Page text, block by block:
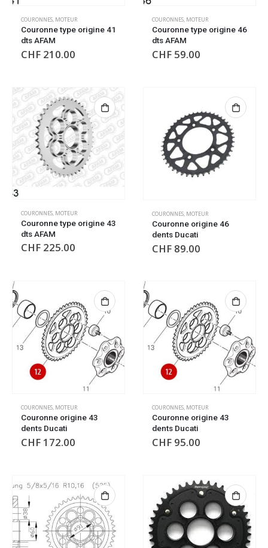
COURONNES, MOTEUR
Couronne type origine 41
dts AFAM
CHF 210.00
COURONNES, MOTEUR
Couronne type origine 46
dts AFAM
CHF 59.00
COURONNES, MOTEUR
Couronne type origine 43
dts AFAM
CHF 225.00
COURONNES, MOTEUR
Couronne origine 46
dents Ducati
CHF 89.00
COURONNES, MOTEUR
Couronne origine 43
dents Ducati
CHF 172.00
COURONNES, MOTEUR
Couronne origine 43
dents Ducati
CHF 95.00